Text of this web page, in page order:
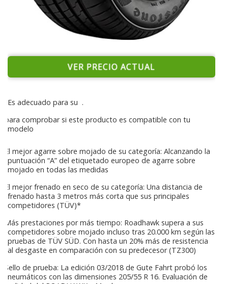
VER PRECIO ACTUAL
Es adecuado para su .
para comprobar si este producto es compatible con tu
modelo
El mejor agarre sobre mojado de su categoría: Alcanzando la
puntuación “A” del etiquetado europeo de agarre sobre
mojado en todas las medidas
El mejor frenado en seco de su categoría: Una distancia de
frenado hasta 3 metros más corta que sus principales
competidores (TÜV)*
Más prestaciones por más tiempo: Roadhawk supera a sus
competidores sobre mojado incluso tras 20.000 km según las
pruebas de TÜV SÜD. Con hasta un 20% más de resistencia
al desgaste en comparación con su predecesor (TZ300)
Sello de prueba: La edición 03/2018 de Gute Fahrt probó los
neumáticos con las dimensiones 205/55 R 16. Evaluación de